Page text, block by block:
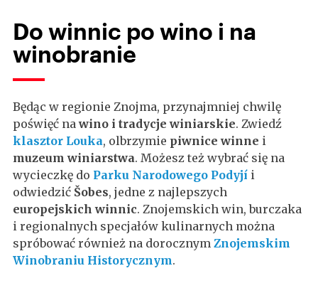
Do winnic po wino i na
winobranie
Będąc w regionie Znojma, przynajmniej chwilę
poświęć nawino i tradycje winiarskie. Zwiedź
klasztor Louka, olbrzymie piwnice winne i
muzeum winiarstwa. Możesz też wybrać się na
wycieczkę do Parku Narodowego Podyjí i
odwiedzić Šobes, jedne z najlepszych
europejskich winnic. Znojemskich win, burczaka
i regionalnych specjałów kulinarnych można
spróbować również na dorocznym Znojemskim
Winobraniu Historycznym.